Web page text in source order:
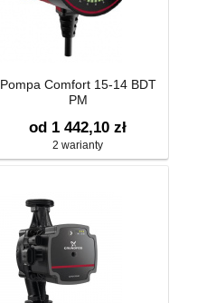
Pompa Comfort 15-14 BDT
PM
od 1 442,10 zł
2 warianty